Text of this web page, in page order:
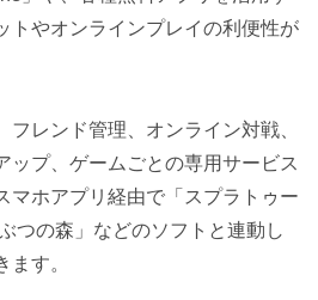
トやオンラインプレイの利便性が
フレンド管理、オンライン対戦、
ップ、ゲームごとの専用サービス
マホアプリ経由で「スプラトゥー
つの森」などのソフトと連動し
す。